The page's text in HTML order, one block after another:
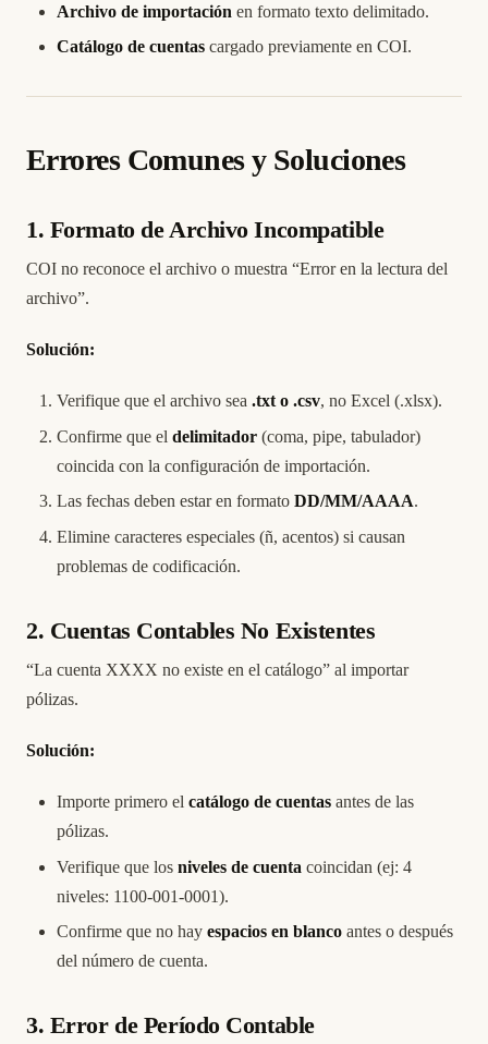
Archivo de importación en formato texto delimitado.
Catálogo de cuentas cargado previamente en COI.
Errores Comunes y Soluciones
1. Formato de Archivo Incompatible
COI no reconoce el archivo o muestra “Error en la lectura del
archivo”.
Solución:
Verifique que el archivo sea .txt o .csv, no Excel (.xlsx).
Confirme que el delimitador (coma, pipe, tabulador)
coincida con la configuración de importación.
Las fechas deben estar en formato DD/MM/AAAA.
Elimine caracteres especiales (ñ, acentos) si causan
problemas de codificación.
2. Cuentas Contables No Existentes
“La cuenta XXXX no existe en el catálogo” al importar
pólizas.
Solución:
Importe primero el catálogo de cuentas antes de las
pólizas.
Verifique que los niveles de cuenta coincidan (ej: 4
niveles: 1100-001-0001).
Confirme que no hay espacios en blanco antes o después
del número de cuenta.
3. Error de Período Contable